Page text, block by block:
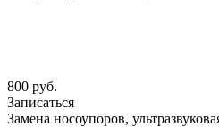
800 руб.
Записаться
Замена носоупоров,